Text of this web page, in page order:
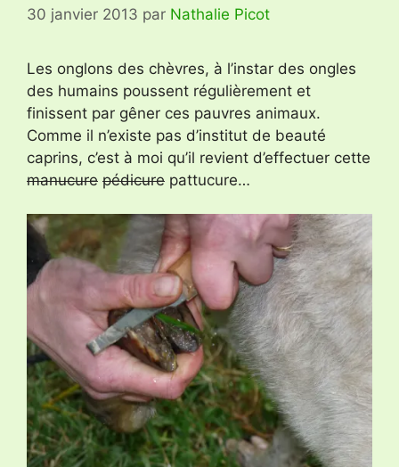
30 janvier 2013 par Nathalie Picot
Les onglons des chèvres, à l’instar des ongles
des humains poussent régulièrement et
finissent par gêner ces pauvres animaux.
Comme il n’existe pas d’institut de beauté
caprins, c’est à moi qu’il revient d’effectuer cette
manucure pédicure pattucure…